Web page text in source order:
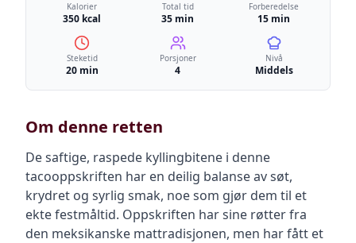
Kalorier
350 kcal
Total tid
35 min
Forberedelse
15 min
Steketid
20 min
Porsjoner
4
Nivå
Middels
Om denne retten
De saftige, raspede kyllingbitene i denne
tacooppskriften har en deilig balanse av søt,
krydret og syrlig smak, noe som gjør dem til et
ekte festmåltid. Oppskriften har sine røtter fra
den meksikanske mattradisjonen, men har fått et